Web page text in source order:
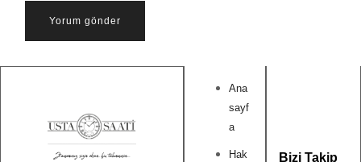
Ana
sayf
a
Hak Bizi Takip